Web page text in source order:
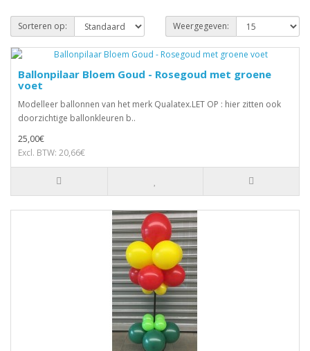
Sorteren op: Weergegeven:
Ballonpilaar Bloem Goud - Rosegoud met groene
voet
Modelleer ballonnen van het merk Qualatex.LET OP : hier zitten ook
doorzichtige ballonkleuren b..
25,00€
Excl. BTW: 20,66€